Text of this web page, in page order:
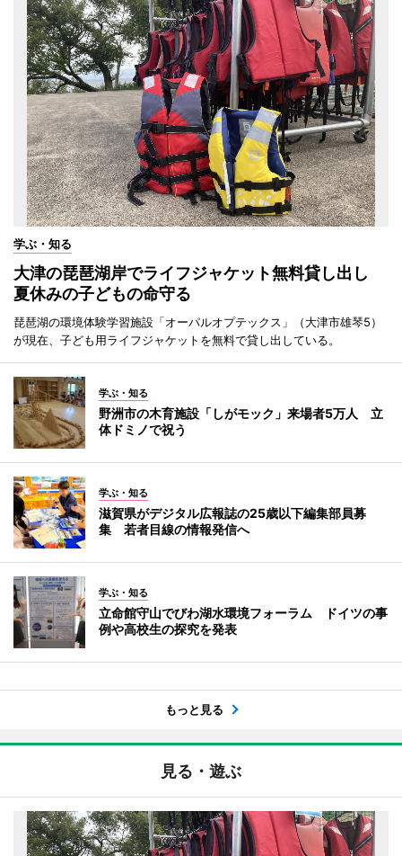
学ぶ・知る
大津の琵琶湖岸でライフジャケット無料貸し出し
夏休みの子どもの命守る
琵琶湖の環境体験学習施設「オーパルオプテックス」（大津市雄琴5）
が現在、子ども用ライフジャケットを無料で貸し出している。
学ぶ・知る
野洲市の木育施設「しがモック」来場者5万人 立
体ドミノで祝う
学ぶ・知る
滋賀県がデジタル広報誌の25歳以下編集部員募
集 若者目線の情報発信へ
学ぶ・知る
立命館守山でびわ湖水環境フォーラム ドイツの事
例や高校生の探究を発表
もっと見る
見る・遊ぶ